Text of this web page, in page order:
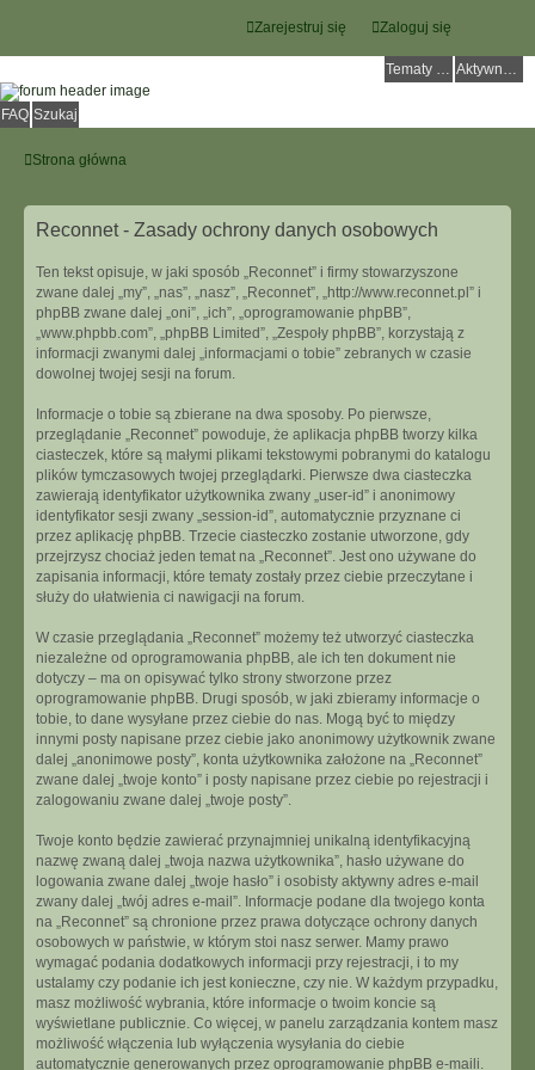
Zaloguj się
Zarejestruj się
Tematy bez odpowiedzi Aktywne tematy
FAQ Szukaj
Strona główna
Reconnet - Zasady ochrony danych osobowych
Ten tekst opisuje, w jaki sposób „Reconnet” i firmy stowarzyszone
zwane dalej „my”, „nas”, „nasz”, „Reconnet”, „http://www.reconnet.pl” i
phpBB zwane dalej „oni”, „ich”, „oprogramowanie phpBB”,
„www.phpbb.com”, „phpBB Limited”, „Zespoły phpBB”, korzystają z
informacji zwanymi dalej „informacjami o tobie” zebranych w czasie
dowolnej twojej sesji na forum.
Informacje o tobie są zbierane na dwa sposoby. Po pierwsze,
przeglądanie „Reconnet” powoduje, że aplikacja phpBB tworzy kilka
ciasteczek, które są małymi plikami tekstowymi pobranymi do katalogu
plików tymczasowych twojej przeglądarki. Pierwsze dwa ciasteczka
zawierają identyfikator użytkownika zwany „user-id” i anonimowy
identyfikator sesji zwany „session-id”, automatycznie przyznane ci
przez aplikację phpBB. Trzecie ciasteczko zostanie utworzone, gdy
przejrzysz chociaż jeden temat na „Reconnet”. Jest ono używane do
zapisania informacji, które tematy zostały przez ciebie przeczytane i
służy do ułatwienia ci nawigacji na forum.
W czasie przeglądania „Reconnet” możemy też utworzyć ciasteczka
niezależne od oprogramowania phpBB, ale ich ten dokument nie
dotyczy – ma on opisywać tylko strony stworzone przez
oprogramowanie phpBB. Drugi sposób, w jaki zbieramy informacje o
tobie, to dane wysyłane przez ciebie do nas. Mogą być to między
innymi posty napisane przez ciebie jako anonimowy użytkownik zwane
dalej „anonimowe posty”, konta użytkownika założone na „Reconnet”
zwane dalej „twoje konto” i posty napisane przez ciebie po rejestracji i
zalogowaniu zwane dalej „twoje posty”.
Twoje konto będzie zawierać przynajmniej unikalną identyfikacyjną
nazwę zwaną dalej „twoja nazwa użytkownika”, hasło używane do
logowania zwane dalej „twoje hasło” i osobisty aktywny adres e-mail
zwany dalej „twój adres e-mail”. Informacje podane dla twojego konta
na „Reconnet” są chronione przez prawa dotyczące ochrony danych
osobowych w państwie, w którym stoi nasz serwer. Mamy prawo
wymagać podania dodatkowych informacji przy rejestracji, i to my
ustalamy czy podanie ich jest konieczne, czy nie. W każdym przypadku,
masz możliwość wybrania, które informacje o twoim koncie są
wyświetlane publicznie. Co więcej, w panelu zarządzania kontem masz
możliwość włączenia lub wyłączenia wysyłania do ciebie
automatycznie generowanych przez oprogramowanie phpBB e-maili.